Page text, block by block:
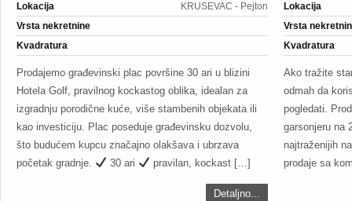
Lokacija
KRUSEVAC - Pejton
Vrsta nekretnine
Kvadratura
Prodajemo građevinski plac površine 30 ari u blizini
Hotela Golf, pravilnog kockastog oblika, idealan za
izgradnju porodične kuće, više stambenih objekata ili
kao investiciju. Plac poseduje građevinsku dozvolu,
što budućem kupcu značajno olakšava i ubrzava
početak gradnje.
30 ari pravilan, kockast […]
Detaljno...
Lokacija
Vrsta
Kvadratura
Ako tražite
odmah da
pogledati.
garsonjeru na
najtraženijih
prodaje sa